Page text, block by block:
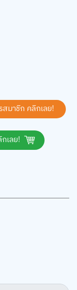
สมาชิก คลิกเลย!
เลย!